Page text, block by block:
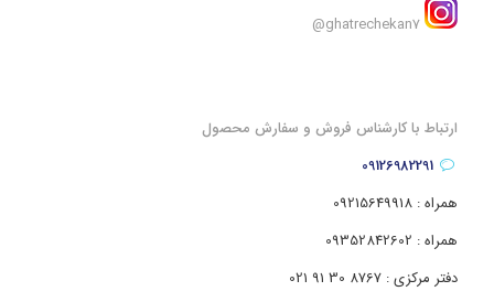
ghatrechekan7@
ارتباط با کارشناس فروش و سفارش محصول
09126982291
همراه : 09215649918
همراه : 09352842602
دفتر مرکزی : 8767 30 91 021